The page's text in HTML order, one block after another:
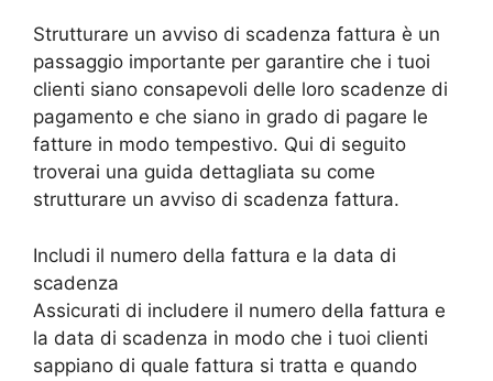
Strutturare un avviso di scadenza fattura è un
passaggio importante per garantire che i tuoi
clienti siano consapevoli delle loro scadenze di
pagamento e che siano in grado di pagare le
fatture in modo tempestivo. Qui di seguito
troverai una guida dettagliata su come
strutturare un avviso di scadenza fattura.
Includi il numero della fattura e la data di
scadenza
Assicurati di includere il numero della fattura e
la data di scadenza in modo che i tuoi clienti
sappiano di quale fattura si tratta e quando